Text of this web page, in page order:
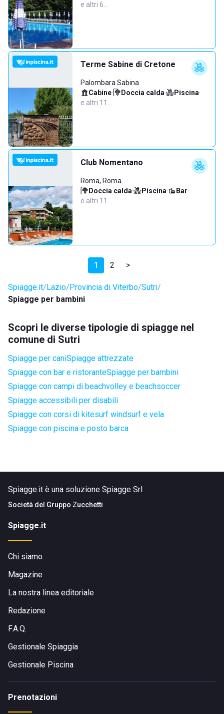
e altri 6…
Terme Sabine di Cretone
Palombara Sabina
Cabine· Doccia calda· Piscina·
e altri 11…
Club Nomentano
Roma, Roma
Doccia calda· Piscina· Bar·
e altri 11…
1 2 >
Spiagge.it Lazio Provincia di Viterbo Sutri
Spiagge per bambini
Scopri le diverse tipologie di spiagge nel
comune di Sutri
Spiagge per caniSpiagge attrezzate
Spiagge con bar e ristoranteSpiagge per bambini
Spiagge con campi di beachvolley e beachsoccer
Spiagge accessibili per disabili
Spiagge con corsi di kitesurf windsurf e vela
Spiagge con piscina e posto barca
Spiagge.it è una soluzione Spiagge Srl
Società del Gruppo Zucchetti
Spiagge.it
Chi siamo
Magazine
La nostra linea editoriale
Redazione
F.A.Q.
Gestionale Spiaggia
Gestionale Piscina
Prenotazioni